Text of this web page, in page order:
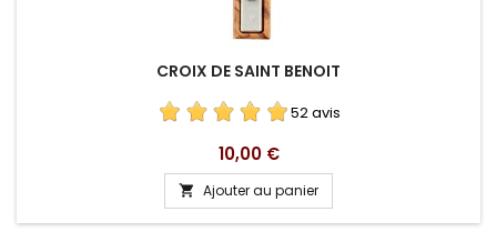
CROIX DE SAINT BENOIT
52 avis
Prix
10,00 €
 Ajouter au panier